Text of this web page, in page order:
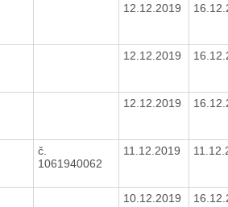
12.12.2019
12.12.2019
12.12.2019
č.
1061940062
11.12.2019
10.12.2019